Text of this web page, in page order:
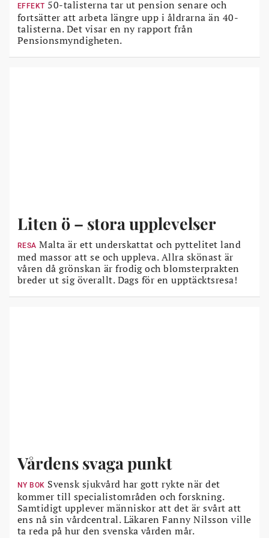
EFFEKT 50-talisterna tar ut pension senare och
fortsätter att arbeta längre upp i åldrarna än 40-
talisterna. Det visar en ny rapport från
Pensionsmyndigheten.
Liten ö – stora upplevelser
RESA Malta är ett underskattat och pyttelitet land
med massor att se och uppleva. Allra skönast är
våren då grönskan är frodig och blomsterprakten
breder ut sig överallt. Dags för en upptäcktsresa!
Vårdens svaga punkt
NY BOK Svensk sjukvård har gott rykte när det
kommer till specialistområden och forskning.
Samtidigt upplever människor att det är svårt att
ens nå sin vårdcentral. Läkaren Fanny Nilsson ville
ta reda på hur den svenska vården mår.